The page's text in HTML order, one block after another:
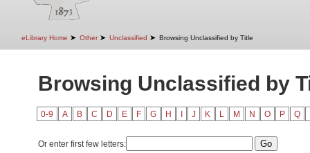
eLibrary Home ➤ Other ➤ Unclassified ➤ Browsing Unclassified by Title
Browsing Unclassified by
0-9 A B C D E F G H J K L M N O P Q
Or enter first few letters: